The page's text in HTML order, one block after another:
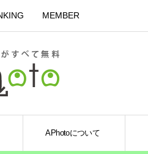
MEMBER
APhotoについて